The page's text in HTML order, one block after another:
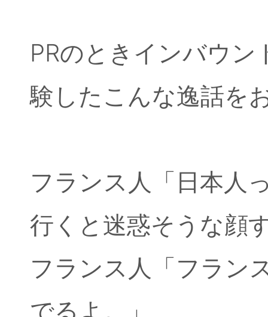
PRのときインバウ
験したこんな逸話を
フランス人「日本人
行くと迷惑そうな顔
フランス人「フラン
でるよ。」